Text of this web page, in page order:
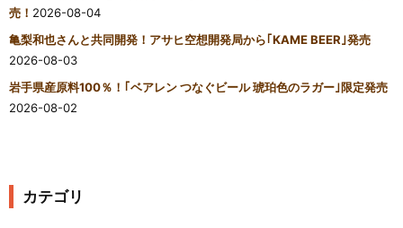
売！ 2026-08-04
亀梨和也さんと共同開発！アサヒ空想開発局から｢KAME BEER｣発売
2026-08-03
岩手県産原料100％！｢ベアレン つなぐビール 琥珀色のラガー｣限定発売
2026-08-02
カテゴリ